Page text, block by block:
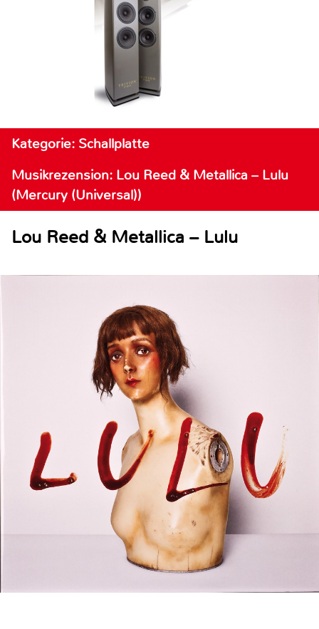
Kategorie: Schallplatte
Musikrezension: Lou Reed & Metallica – Lulu
(Mercury (Universal))
Lou Reed & Metallica – Lulu